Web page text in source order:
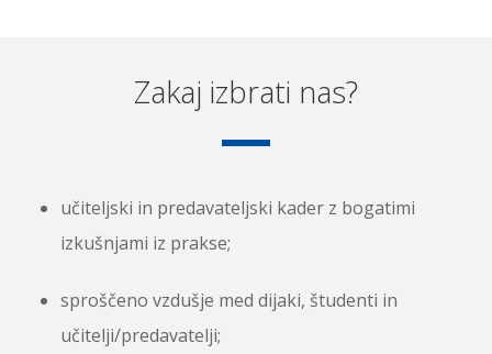
Zakaj izbrati nas?
učiteljski in predavateljski kader z bogatimi
izkušnjami iz prakse;
sproščeno vzdušje med dijaki, študenti in
učitelji/predavatelji;